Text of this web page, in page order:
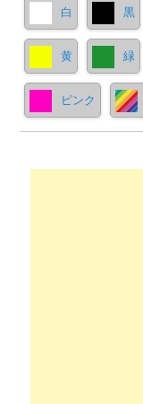
白 黒
黄 緑
ピンク